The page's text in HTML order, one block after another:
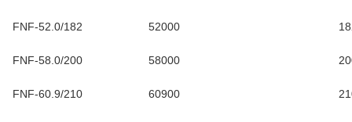
FNF-52.0/182 52000
FNF-58.0/200 58000
FNF-60.9/210 60900